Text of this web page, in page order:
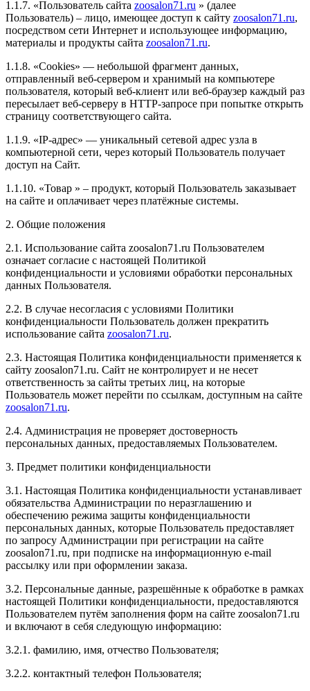
1.1.7. «Пользователь сайта zoosalon71.ru » (далее
Пользователь) – лицо, имеющее доступ к сайту zoosalon71.ru,
посредством сети Интернет и использующее информацию,
материалы и продукты сайта zoosalon71.ru.
1.1.8. «Cookies» — небольшой фрагмент данных,
отправленный веб-сервером и хранимый на компьютере
пользователя, который веб-клиент или веб-браузер каждый раз
пересылает веб-серверу в HTTP-запросе при попытке открыть
страницу соответствующего сайта.
1.1.9. «IP-адрес» — уникальный сетевой адрес узла в
компьютерной сети, через который Пользователь получает
доступ на Сайт.
1.1.10. «Товар » – продукт, который Пользователь заказывает
на сайте и оплачивает через платёжные системы.
2. Общие положения
2.1. Использование сайта zoosalon71.ru Пользователем
означает согласие с настоящей Политикой
конфиденциальности и условиями обработки персональных
данных Пользователя.
2.2. В случае несогласия с условиями Политики
конфиденциальности Пользователь должен прекратить
использование сайта zoosalon71.ru.
2.3. Настоящая Политика конфиденциальности применяется к
сайту zoosalon71.ru. Сайт не контролирует и не несет
ответственность за сайты третьих лиц, на которые
Пользователь может перейти по ссылкам, доступным на сайте
zoosalon71.ru.
2.4. Администрация не проверяет достоверность
персональных данных, предоставляемых Пользователем.
3. Предмет политики конфиденциальности
3.1. Настоящая Политика конфиденциальности устанавливает
обязательства Администрации по неразглашению и
обеспечению режима защиты конфиденциальности
персональных данных, которые Пользователь предоставляет
по запросу Администрации при регистрации на сайте
zoosalon71.ru, при подписке на информационную e-mail
рассылку или при оформлении заказа.
3.2. Персональные данные, разрешённые к обработке в рамках
настоящей Политики конфиденциальности, предоставляются
Пользователем путём заполнения форм на сайте zoosalon71.ru
и включают в себя следующую информацию:
3.2.1. фамилию, имя, отчество Пользователя;
3.2.2. контактный телефон Пользователя;